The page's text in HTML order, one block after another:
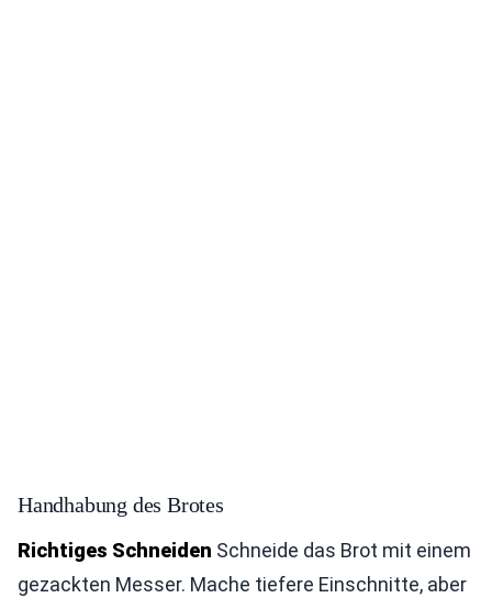
Handhabung des Brotes
Richtiges Schneiden Schneide das Brot mit einem
gezackten Messer. Mache tiefere Einschnitte, aber